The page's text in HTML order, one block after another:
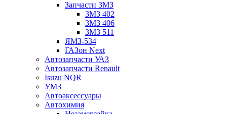
Запчасти ЗМЗ
ЗМЗ 402
ЗМЗ 406
ЗМЗ 511
ЯМЗ-534
ГАЗон Next
Автозапчасти УАЗ
Автозапчасти Renault
Isuzu NQR
УМЗ
Автоаксессуары
Автохимия